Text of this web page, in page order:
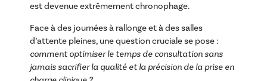
est devenue extrêmement chronophage.
Face à des journées à rallonge et à des salles
d’attente pleines, une question cruciale se pose :
comment optimiser le temps de consultation sans
jamais sacrifier la qualité et la précision de la prise en